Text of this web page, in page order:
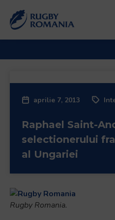
aprilie 7, 2013
Raphael Saint-
selectionerului
al Ungariei
Rugby Romania.